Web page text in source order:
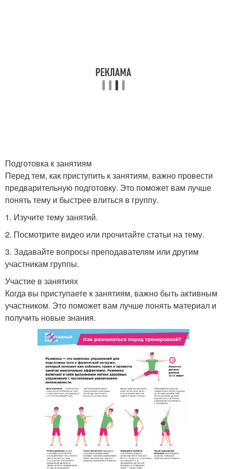
Подготовка к занятиям
Перед тем, как приступить к занятиям, важно провести
предварительную подготовку. Это поможет вам лучше
понять тему и быстрее влиться в группу.
1. Изучите тему занятий.
2. Посмотрите видео или прочитайте статьи на тему.
3. Задавайте вопросы преподавателям или другим
участникам группы.
Участие в занятиях
Когда вы приступаете к занятиям, важно быть активным
участником. Это поможет вам лучше понять материал и
получить новые знания.